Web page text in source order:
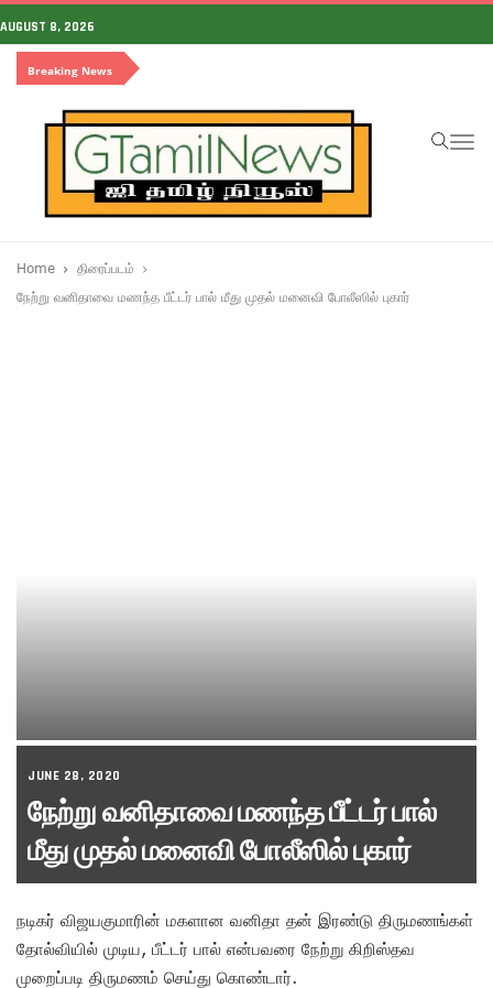
AUGUST 8, 2026
Breaking News
Home
திரைப்படம்
நேற்று வனிதாவை மணந்த பீட்டர் பால் மீது முதல் மனைவி போலீஸில் புகார்
JUNE 28, 2020
நேற்று வனிதாவை மணந்த பீட்டர் பால்
மீது முதல் மனைவி போலீஸில் புகார்
நடிகர் விஜயகுமாரின் மகளான வனிதா தன் இரண்டு திருமணங்கள்
தோல்வியில் முடிய, பீட்டர் பால் என்பவரை நேற்று கிறிஸ்தவ
முறைப்படி திருமணம் செய்து கொண்டார்.